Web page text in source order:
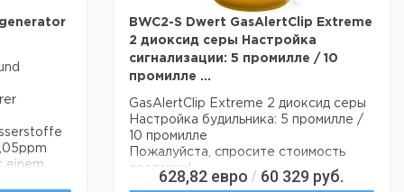
контроля безопасности при
использовании в качестве газа-
носителя
Скорость потока: 1200 мл / мин
Содержание O2 / содержание влаги:
<0,1 ч / млн / H2O <-70 ° C
Давление на выходе: 12 бар макс.
Размеры: 30x43x43 см
Подключение питания: 100 - 240 В
Мощность: 150 Вт - 550 Вт в
einem
BWC2-S Dwert GasAlertClip Extreme
2 диоксид серы Настройка
сигнализации: 5 промилле / 10
промилле ...
GasAlertClip Extreme 2 диоксид серы
Настройка будильника: 5 промилле /
10 промилле
Пожалуйста, спросите стоимость
доставки!
628,82 евро / 60 329 руб.